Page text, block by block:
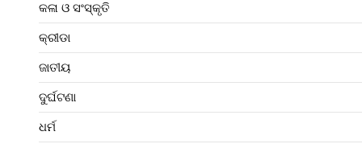
କଳା ଓ ସଂସ୍କୃତି
କ୍ରୀଡା
ଜାତୀୟ
ଦୁର୍ଘଟଣା
ଧର୍ମ